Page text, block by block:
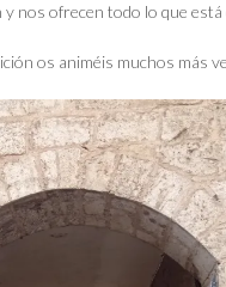
nos ofrecen todo lo que
os animéis muchos más